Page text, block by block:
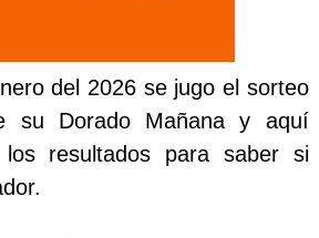
del 2026 se jugo el sorteo
su Dorado Mañana y aquí
los resultados para saber si